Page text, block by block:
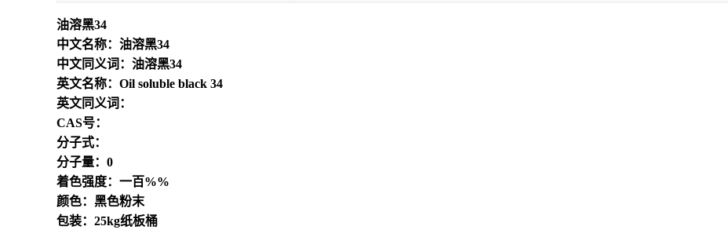
油溶黑34
中文名称：油溶黑34
中文同义词：油溶黑34
英文名称：Oil soluble black 34
英文同义词：
CAS号：
分子式：
分子量：0
着色强度：一百%%
颜色：黑色粉末
包装：25kg纸板桶